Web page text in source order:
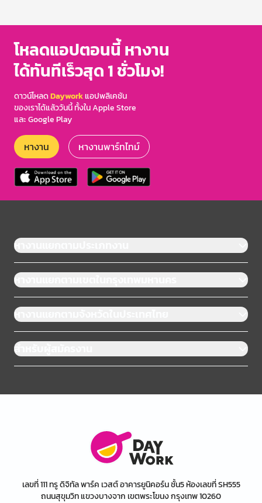
โหลดแอปตอนนี้ หางาน
ได้ทันทีเร็วสุด 1 ชั่วโมง!
ดาวน์โหลดDayworkแอปพลิเคชัน
ของเราได้แล้ววันนี้ ทั้งใน Apple Store
และ Google Play
หางาน หางานพาร์ทไทม์
หางานแยกตามประเภทงาน
หางานแยกตามเขตในกรุงเทพมหานคร
หางานแยกตามจังหวัดในประเทศไทย
สำหรับผู้สมัครงาน
เลขที่ 111 ทรู ดิจิทัล พาร์ค เวสต์ อาคารยูนิคอร์น ชั้น5 ห้องเลขที่ SH555
ถนนสุขุมวิท แขวงบางจาก เขตพระโขนง กรุงเทพ 10260